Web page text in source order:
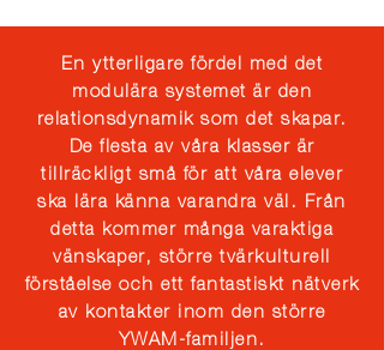
En ytterligare fördel med det
modulära systemet är den
relationsdynamik som det skapar.
De flesta av våra klasser är
tillräckligt små för att våra elever
ska lära känna varandra väl. Från
detta kommer många varaktiga
vänskaper, större tvärkulturell
förståelse och ett fantastiskt nätverk
av kontakter inom den större
YWAM-familjen.